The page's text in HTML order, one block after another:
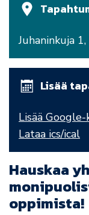
Juhaninkuja 1,
Lisää
Lisää
Lataa ics/ical
Hauskaa
oppimista!